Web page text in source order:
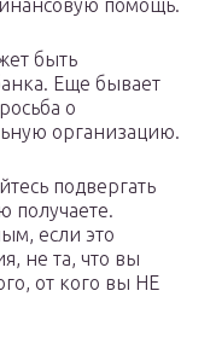
помощь.
быть
Еще бывает
о
организацию.
подвергать
если это
не та, что вы
от кого вы НЕ